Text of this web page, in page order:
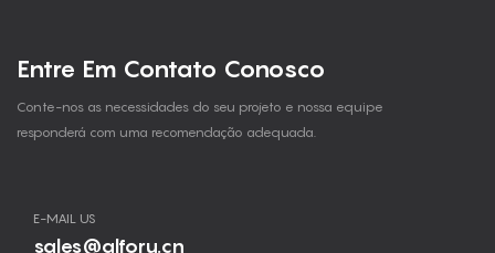
Entre Em Contato Conosco
Conte-nos as necessidades do seu projeto e nossa equipe
responderá com uma recomendação adequada.
E-MAIL US
sales@alforu.cn